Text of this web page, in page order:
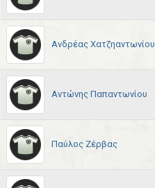
Ανδρέας Χατζηαντωνίου
Αντώνης Παπαντωνίου
Παύλος Ζέρβας